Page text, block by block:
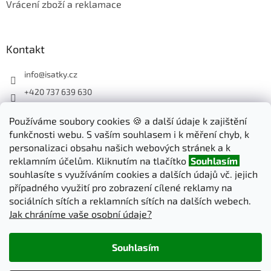
Používáme soubory cookies 🍪 a další údaje k zajištění
funkčnosti webu. S vaším souhlasem i k měření chyb, k
personalizaci obsahu našich webových stránek a k
reklamním účelům. Kliknutím na tlačítko Souhlasím
souhlasíte s využíváním cookies a dalších údajů vč. jejich
případného využití pro zobrazení cílené reklamy na
sociálních sítích a reklamních sítích na dalších webech.
Jak chráníme vaše osobní údaje?
Souhlasím
Vrácení zboží a reklamace
Kontakt
info@isatky.cz
+420 737 639 630
isatky_cz
Odebírat newsletter
PŘIHLÁSIT